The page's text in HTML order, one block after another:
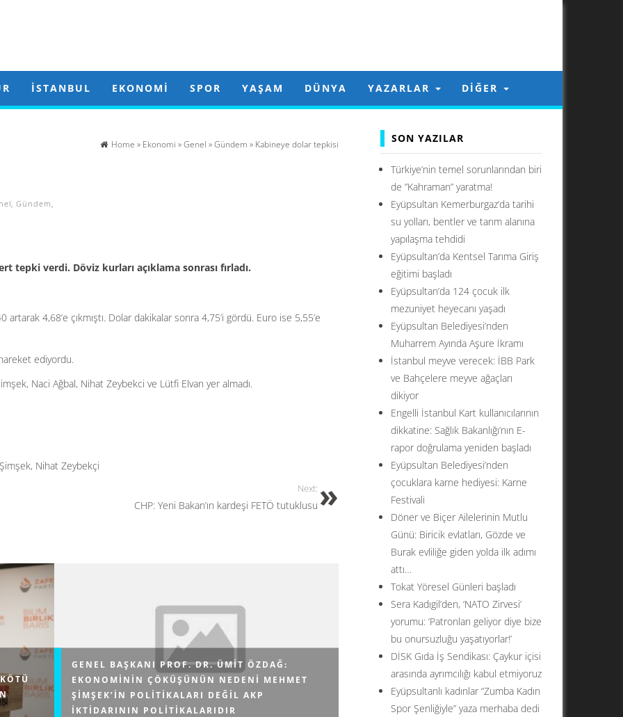
İSTANBUL EKONOMI SPOR YAŞAM DÜNYA YAZARLAR DIĞER
Home » Ekonomi »Genel »Gündem » Kabineye dolar tepkisi
, Gündem ,
tepki verdi. Döviz kurları açıklama sonrası fırladı.
artarak 4,68’e çıkmıştı. Dolar dakikalar sonra 4,75’i gördü. Euro ise 5,55’e
ediyordu.
Naci Ağbal, Nihat Zeybekci ve Lütfi Elvan yer almadı.
, Nihat Zeybekçi
Next:
CHP: Yeni Bakan’ın kardeşi FETÖ tutuklusu
GENEL BAŞKANI PROF. DR. ÜMIT ÖZDAĞ:
EKONOMININ ÇÖKÜŞÜNÜN NEDENI MEHMET
ŞIMŞEK’IN POLITIKALARI DEĞIL AKP
IKTIDARININ POLITIKALARIDIR
SON YAZILAR
Türkiye’nin temel sorunlarından biri
de ”Kahraman” yaratma!
Eyüpsultan Kemerburgaz’da tarihi
su yolları, bentler ve tarım alanına
yapılaşma tehdidi
Eyüpsultan’da Kentsel Tarıma Giriş
eğitimi başladı
Eyüpsultan’da 124 çocuk ilk
mezuniyet heyecanı yaşadı
Eyüpsultan Belediyesi’nden
Muharrem Ayında Aşure İkramı
İstanbul meyve verecek: İBB Park
ve Bahçelere meyve ağaçları
dikiyor
Engelli İstanbul Kart kullanıcılarının
dikkatine: Sağlık Bakanlığı’nın E-
rapor doğrulama yeniden başladı
Eyüpsultan Belediyesi’nden
çocuklara karne hediyesi: Karne
Festivali
Döner ve Biçer Ailelerinin Mutlu
Günü: Biricik evlatları, Gözde ve
Burak evliliğe giden yolda ilk adımı
attı…
Tokat Yöresel Günleri başladı
Sera Kadıgil’den, ‘NATO Zirvesi’
yorumu: ‘Patronları geliyor diye bize
bu onursuzluğu yaşatıyorlar!’
DİSK Gıda İş Sendikası: Çaykur içisi
arasında ayrımcılığı kabul etmiyoruz
Eyüpsultanlı kadınlar “Zumba Kadın
Spor Şenliğiyle” yaza merhaba dedi